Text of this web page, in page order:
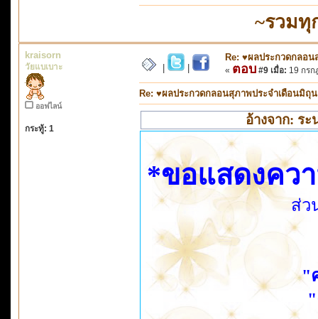
~รวมทุ
kraisorn
วัยแบเบาะ
ออฟไลน์
กระทู้: 1
Re: ♥ผลประกวดกลอ
« ตอบ #9 เมื่อ: 19 กร
Re: ♥ผลประกวดกลอนสุภาพประจำเดือน
อ้างจาก: ระ
*ขอแสดงคว
ส่ว
"